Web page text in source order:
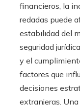
financieros, la
redadas puede
estabilidad del
seguridad
y el
factores que
decisiones
extranjeras.